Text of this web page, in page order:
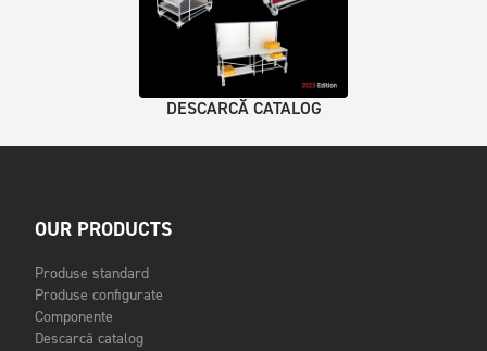
DESCARCĂ CATALOG
OUR PRODUCTS
Produse standard
Produse configurate
Componente
Descarcă catalog